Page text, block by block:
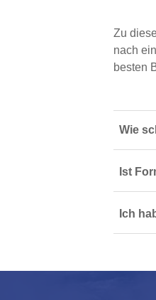
Zu
nach
besten
Wie
Ist
Ich